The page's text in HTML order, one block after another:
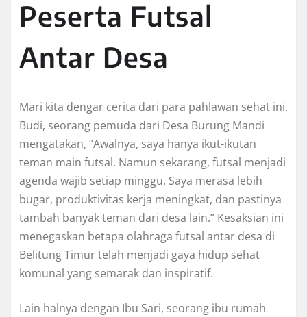
Peserta Futsal
Antar Desa
Mari kita dengar cerita dari para pahlawan sehat ini.
Budi, seorang pemuda dari Desa Burung Mandi
mengatakan, “Awalnya, saya hanya ikut-ikutan
teman main futsal. Namun sekarang, futsal menjadi
agenda wajib setiap minggu. Saya merasa lebih
bugar, produktivitas kerja meningkat, dan pastinya
tambah banyak teman dari desa lain.” Kesaksian ini
menegaskan betapa olahraga futsal antar desa di
Belitung Timur telah menjadi gaya hidup sehat
komunal yang semarak dan inspiratif.
Lain halnya dengan Ibu Sari, seorang ibu rumah